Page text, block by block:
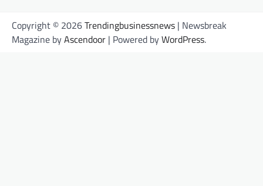
Copyright © 2026Trendingbusinessnews | Newsbreak
Magazine byAscendoor | Powered byWordPress.